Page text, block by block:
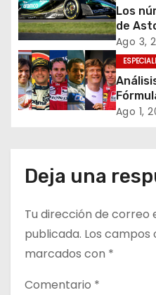
d
e
e
n
r
d
a
s
Los
de
Ago 3,
Ago 1,
Deja una
Tu dirección de correo
publicada. Los campos
marcados con *
Comentario *